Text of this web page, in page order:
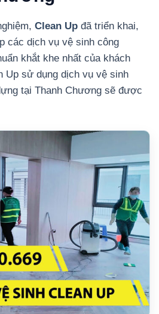
Clean Up đã triển khai,
các dịch vụ vệ sinh công
khắt khe nhất của khách
Up sử dụng dịch vụ vệ sinh
tại Thanh Chương sẽ được